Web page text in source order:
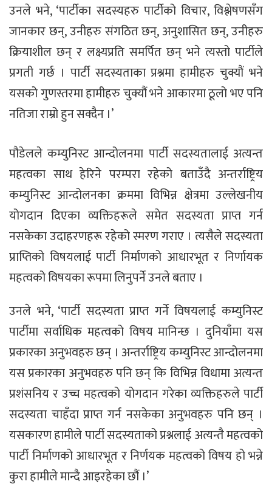
उनले भने, ‘पार्टीका सदस्यहरु पार्टीको विचार, विश्लेषणसँग
जानकार छन्, उनीहरु संगठित छन्, अनुशासित छन्, उनीहरु
क्रियाशील छन् र लक्ष्यप्रति समर्पित छन् भने त्यस्तो पार्टीले
प्रगती गर्छ । पार्टी सदस्यताका प्रश्नमा हामीहरु चुक्यौं भने
यसको गुणस्तरमा हामीहरु चुक्यौं भने आकारमा ठूलो भए पनि
नतिजा राम्रो हुन सक्दैन ।’
पौडेलले कम्युनिस्ट आन्दोलनमा पार्टी सदस्यतालाई अत्यन्त
महत्वका साथ हेरिने परम्परा रहेको बताउँदै अन्तर्राष्ट्रिय
कम्युनिस्ट आन्दोलनका क्रममा विभिन्न क्षेत्रमा उल्लेखनीय
योगदान दिएका व्यक्तिहरूले समेत सदस्यता प्राप्त गर्न
नसकेका उदाहरणहरू रहेको स्मरण गराए । त्यसैले सदस्यता
प्राप्तिको विषयलाई पार्टी निर्माणको आधारभूत र निर्णायक
महत्वको विषयका रूपमा लिनुपर्ने उनले बताए ।
उनले भने, ‘पार्टी सदस्यता प्राप्त गर्ने विषयलाई कम्युनिस्ट
पार्टीमा सर्वाधिक महत्वको विषय मानिन्छ । दुनियाँमा यस
प्रकारका अनुभवहरु छन् । अन्तर्राष्ट्रिय कम्युनिस्ट आन्दोलनमा
यस प्रकारका अनुभवहरु पनि छन् कि विभिन्न विधामा अत्यन्त
प्रशंसनिय र उच्च महत्वको योगदान गरेका व्यक्तिहरुले पार्टी
सदस्यता चाहँदा प्राप्त गर्न नसकेका अनुभवहरु पनि छन् ।
यसकारण हामीले पार्टी सदस्यताको प्रश्नलाई अत्यन्तै महत्वको
पार्टी निर्माणको आधारभूत र निर्णयक महत्वको विषय हो भन्ने
कुरा हामीले मान्दै आइरहेका छौं ।’